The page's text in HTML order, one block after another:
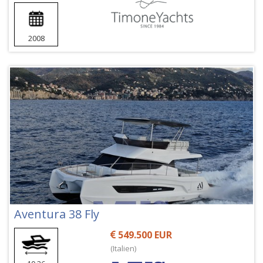
2008
Aventura 38 Fly
549.500 EUR
(Italien)